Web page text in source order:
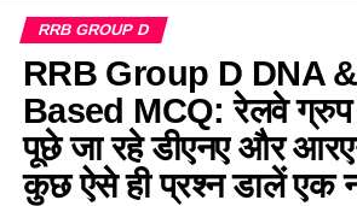
RRB GROUP D
RRB Group D DNA
Based MCQ: रेलवे ग्रुप
पूछे जा रहे डीएनए और
कुछ ऐसे ही प्रश्न डालें एक